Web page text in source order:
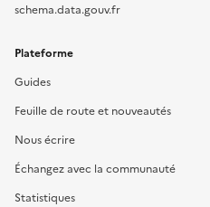
schema.data.gouv.fr
Plateforme
Guides
Feuille de route et nouveautés
Nous écrire
Échangez avec la communauté
Statistiques